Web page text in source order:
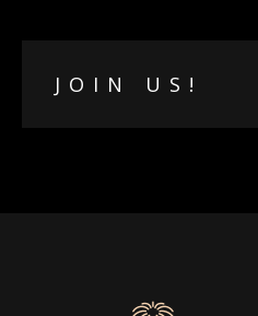
JOIN US!